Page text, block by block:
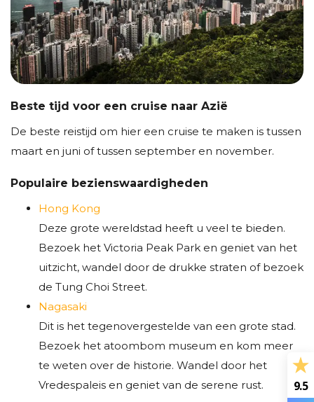
Beste tijd voor een cruise naar Azië
De beste reistijd om hier een cruise te maken is tussen
maart en juni of tussen september en november.
Populaire bezienswaardigheden
Hong Kong
Deze grote wereldstad heeft u veel te bieden.
Bezoek het Victoria Peak Park en geniet van het
uitzicht, wandel door de drukke straten of bezoek
de Tung Choi Street.
Nagasaki
Dit is het tegenovergestelde van een grote stad.
Bezoek het atoombom museum en kom meer
te weten over de historie. Wandel door het
Vredespaleis en geniet van de serene rust.
9.5